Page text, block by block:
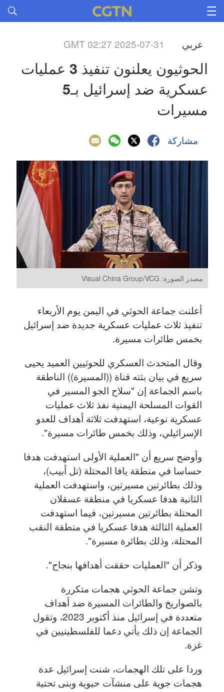
عربي GMT 02:27 2025-07-31
مسيرات
مشاركة
مصدر الصورة: Visual China Group/VCG
أعلنت جماعة الحوثي في اليمن يوم الأربعاء
تنفيذ ثلاث عمليات عسكرية جديدة ضد إسرائيل
بخمس طائرات مسيرة.
وقال المتحدث العسكري للحوثيين العميد يحيى
سريع في بيان بثته قناة ((المسيرة)) الناطقة
باسم الجماعة إن "سلاح الجو المسير في
القوات المسلحة اليمنية نفذ ثلاث عمليات
عسكرية نوعية، استهدفت ثلاثة أهداف للعدو
الإسرائيلي، وذلك بخمس طائرات مسيرة".
وأوضح سريع أن "العملية الأولى استهدفت هدفا
حساسا في منطقة يافا المحتلة (تل أبيب)،
وذلك بطائرتين مسيرتين، واستهدفت العملية
الثانية هدفا عسكريا في منطقة عسقلان
المحتلة بطائرتين مسيرتين، فيما استهدفت
العملية الثالثة هدفا عسكريا في منطقة النقب
المحتلة، وذلك بطائرة مسيرة".
وذكر أن "العمليات حققت أهدافها بنجاح".
وتشن جماعة الحوثي هجمات متكررة
بالصواريخ والطائرات المسيرة ضد أهداف
متعددة في إسرائيل منذ أكتوبر 2023، وتقول
الجماعة إن ذلك يأتي دعما للفلسطينيين في
غزة.
وردا على تلك الهجمات، شنت إسرائيل عدة
هجمات جوية على منشآت حيوية وبنى تحتية